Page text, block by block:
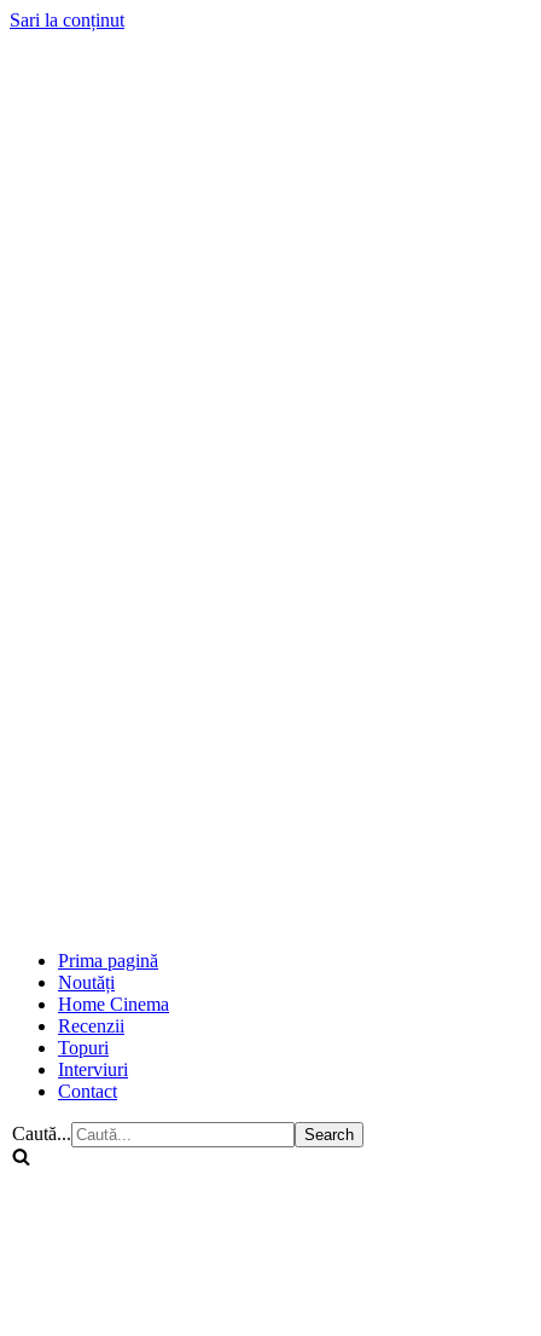
Sari la conținut
Prima pagină
Noutăți
Home Cinema
Recenzii
Topuri
Interviuri
Contact
Caută...